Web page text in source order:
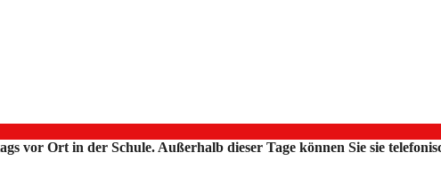
vor Ort in der Schule. Außerhalb dieser Tage können Sie sie